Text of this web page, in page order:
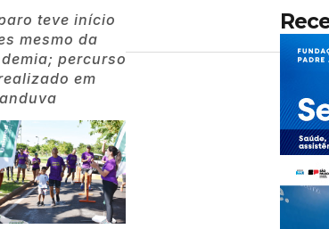
teve início
mesmo da
percurso
em